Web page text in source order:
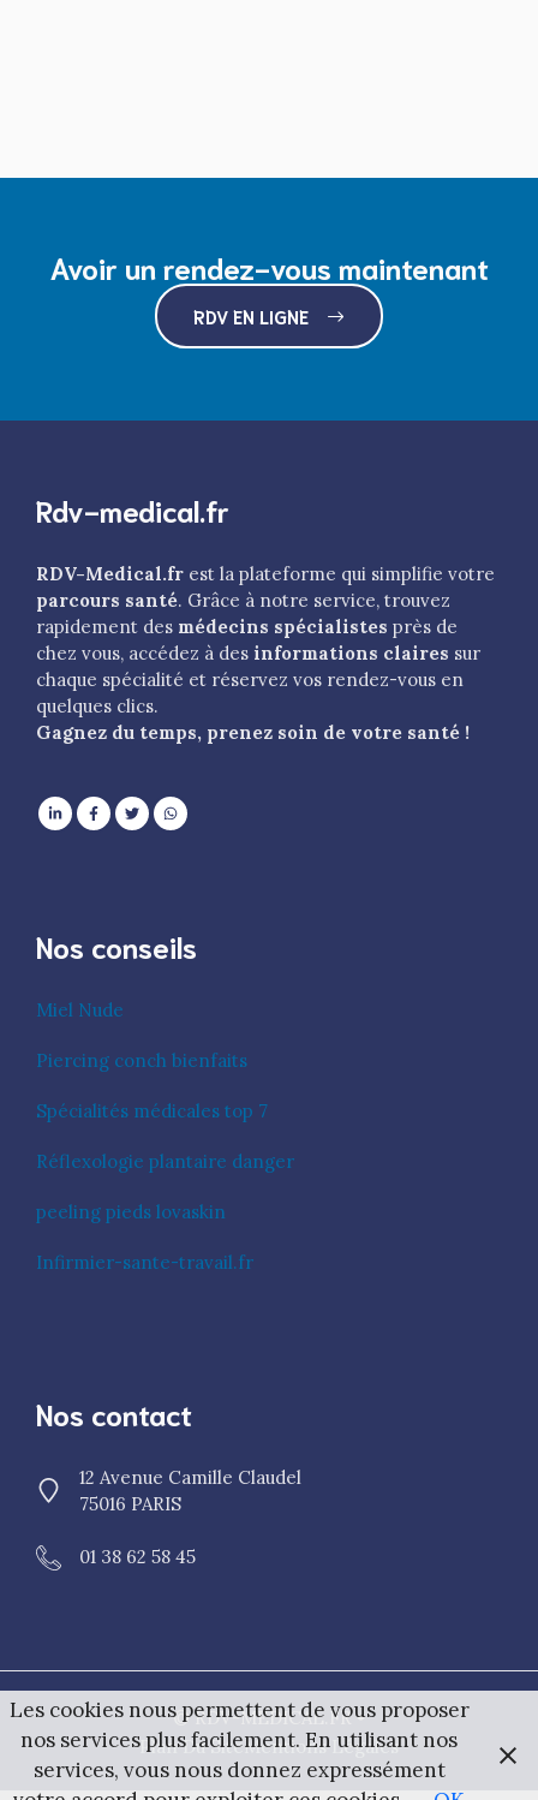
Avoir un rendez-vous maintenant
RDV EN LIGNE
Rdv-medical.fr
RDV-Medical.fr est la plateforme qui simplifie votre
parcours santé. Grâce à notre service, trouvez
rapidement des médecins spécialistes près de
chez vous, accédez à des informations claires sur
chaque spécialité et réservez vos rendez-vous en
quelques clics.
Gagnez du temps, prenez soin de votre santé !
Nos conseils
Miel Nude
Piercing conch bienfaits
Spécialités médicales top 7
Réflexologie plantaire danger
peeling pieds lovaskin
Infirmier-sante-travail.fr
Nos contact
12 Avenue Camille Claudel
75016 PARIS
01 38 62 58 45
© RDV-MEDICAL.FR •
Plan Du SiteMentions Légales
Les cookies nous permettent de vous proposer
nos services plus facilement. En utilisant nos
services, vous nous donnez expressément